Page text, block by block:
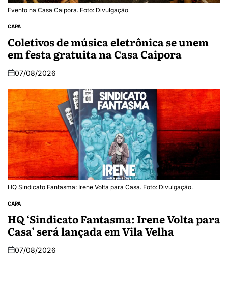
Evento na Casa Caipora. Foto: Divulgação
CAPA
Coletivos de música eletrônica se unem
em festa gratuita na Casa Caipora
07/08/2026
HQ Sindicato Fantasma: Irene Volta para Casa. Foto: Divulgação.
CAPA
HQ ‘Sindicato Fantasma: Irene Volta para
Casa’ será lançada em Vila Velha
07/08/2026